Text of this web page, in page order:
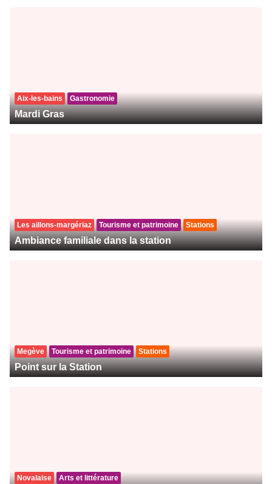
Aix-les-bains Gastronomie
Mardi Gras
Les aillons-margériaz Tourisme et patrimoine Stations
Ambiance familiale dans la station
Megève Tourisme et patrimoine Stations
Point sur la Station
Novalaise Arts et littérature